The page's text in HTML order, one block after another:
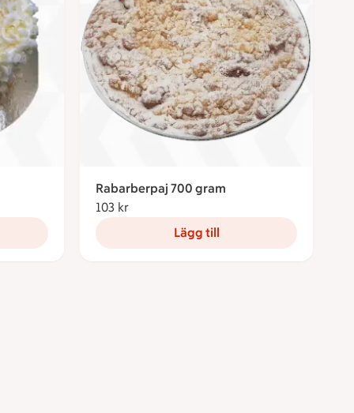
Rabarberpaj 700 gram
103 kr
Lägg till